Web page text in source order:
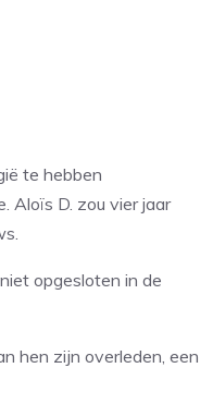
te hebben
Aloïs D. zou vier jaar
opgesloten in de
hen zijn overleden, een